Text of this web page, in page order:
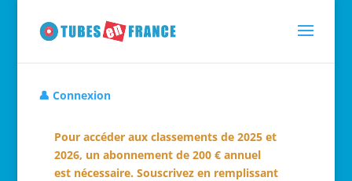
👤 Connexion
Pour accéder aux classements de 2025 et
2026, un abonnement de 200 € annuel
est nécessaire. Souscrivez en remplissant